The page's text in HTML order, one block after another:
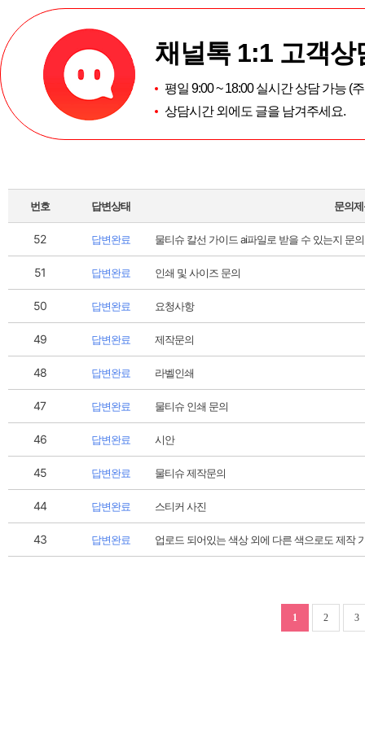
채널톡 1:1 고객상
평일 9:00 ~ 18:00 실시간 상담 가능 (
상담시간 외에도 글을 남겨주세요.
번호 답변상태 문의
52 답변완료 물티슈 칼선 가이드 ai파일로 받을 수 있는지 문
51 답변완료 인쇄 및 사이즈 문의
50 답변완료 요청사항
49 답변완료 제작문의
48 답변완료 라벨인쇄
47 답변완료 물티슈 인쇄 문의
46 답변완료 시안
45 답변완료 물티슈 제작문의
44 답변완료 스티커 사진
43 답변완료 업로드 되어있는 색상 외에 다른 색으로도 제작
1 2 3